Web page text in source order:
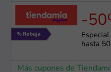
-
hasta
Más cupones de